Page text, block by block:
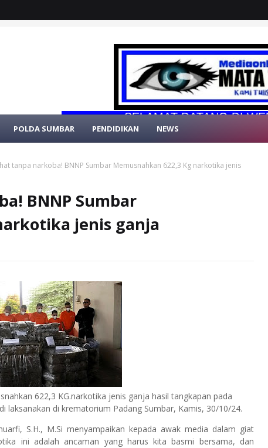
SELAMAT DATANG DI WEBSITE
POLDA SUMBAR PENDIDIKAN NEWS
tanpa narkoba! BNNP Sumbar Memusnahkan 622,3 Kg narkotika jenis
BNNP Sumbar
jenis ganja
622,3 KG.narkotika jenis ganja hasil tangkapan pada
laksanakan di krematorium Padang Sumbar, Kamis, 30/10/24.
S.H., M.Si menyampaikan kepada awak media dalam giat
ini adalah ancaman yang harus kita basmi bersama, dan